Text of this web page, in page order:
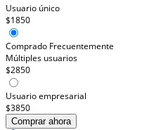
Usuario único
$1850
Comprado Frecuentemente
Múltiples usuarios
$2850
Usuario empresarial
$3850
Comprar ahora